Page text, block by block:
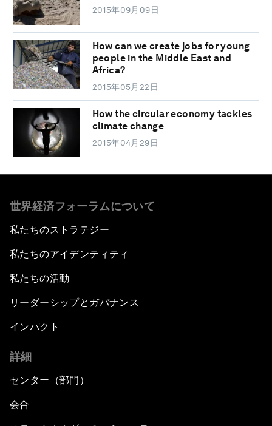
2015年09月09日
How can we create jobs for young
people in the Middle East and
Africa?
2015年05月22日
How the circular economy tackles
climate change
2015年04月29日
世界経済フォーラムについて
私たちのストラテジー
私たちのアイデンティティ
私たちの活動
リーダーシップとガバナンス
インパクト
詳細
センター（部門）
会合